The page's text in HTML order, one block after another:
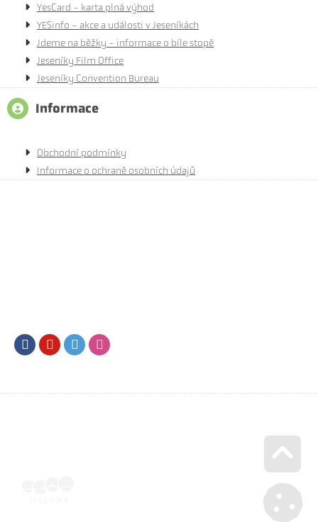
YesCard - karta plná výhod
YESinfo - akce a události v Jeseníkách
Jdeme na běžky - informace o bíle stopě
Jeseníky Film Office
Jeseníky Convention Bureau
Informace
Obchodní podmínky
Informace o ochraně osobních údajů
FacebookYoutubeTwitter
Go